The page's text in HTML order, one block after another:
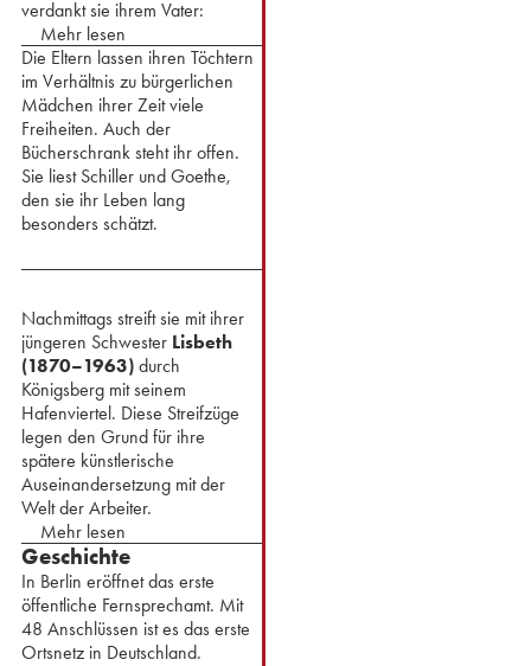
verdankt sie ihrem Vater:
Mehr lesen
Die Eltern lassen ihren Töchtern
im Verhältnis zu bürgerlichen
Mädchen ihrer Zeit viele
Freiheiten. Auch der
Bücherschrank steht ihr offen.
Sie liest Schiller und Goethe,
den sie ihr Leben lang
besonders schätzt.
⁢Nachmittags streift sie mit ihrer
jüngeren Schwester Lisbeth
(1870–1963)durch
Königsberg mit seinem
Hafenviertel. Diese Streifzüge
legen den Grund für ihre
spätere künstlerische
Auseinandersetzung mit der
Welt der Arbeiter.
Mehr lesen
Geschichte
In Berlin eröffnet das erste
öffentliche Fernsprechamt. Mit
48 Anschlüssen ist es das erste
Ortsnetz in Deutschland.